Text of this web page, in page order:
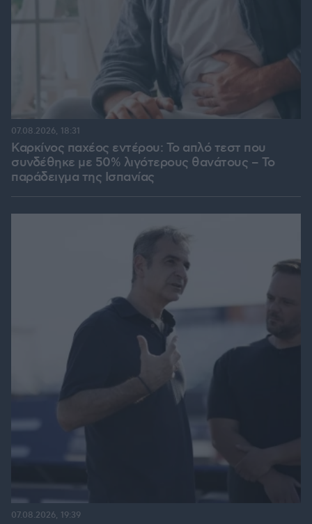
Καρκίνος παχέος εντέρου: Το απλό τεστ που
συνδέθηκε με 50% λιγότερους θανάτους – Το
παράδειγμα της Ισπανίας
07.08.2026, 18:31
07.08.2026, 19:39